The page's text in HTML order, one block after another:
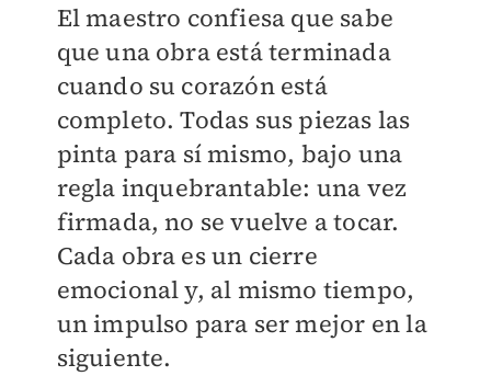
El maestro confiesa que sabe
que una obra está terminada
cuando su corazón está
completo. Todas sus piezas las
pinta para sí mismo, bajo una
regla inquebrantable: una vez
firmada, no se vuelve a tocar.
Cada obra es un cierre
emocional y, al mismo tiempo,
un impulso para ser mejor en la
siguiente.